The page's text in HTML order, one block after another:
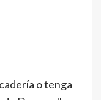
o tenga